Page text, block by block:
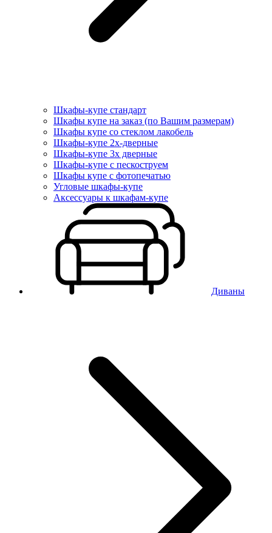
Шкафы-купе стандарт
Шкафы купе на заказ (по Вашим размерам)
Шкафы купе со стеклом лакобель
Шкафы-купе 2х-дверные
Шкафы-купе 3х дверные
Шкафы-купе с пескоструем
Шкафы купе с фотопечатью
Угловые шкафы-купе
Аксессуары к шкафам-купе
Диваны